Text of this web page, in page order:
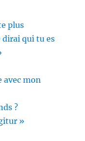
plus
dirai qui tu es
avec mon
?
»